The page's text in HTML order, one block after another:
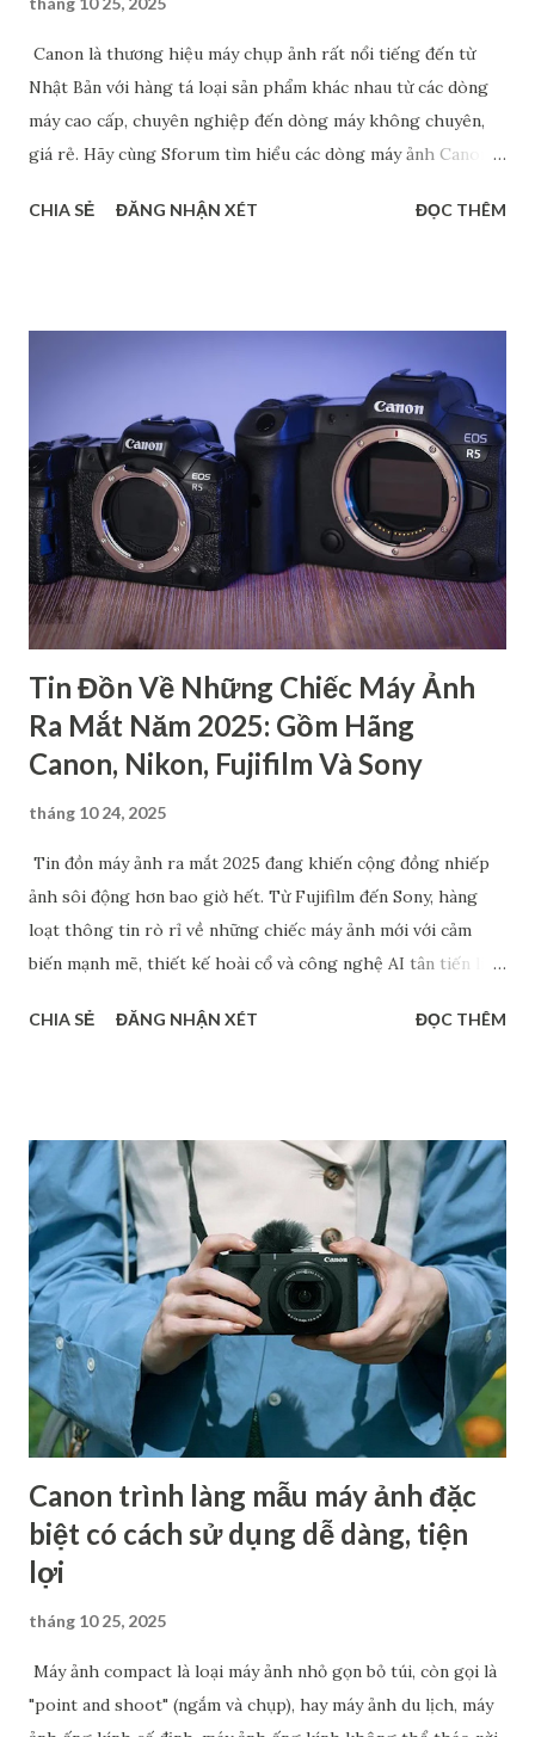
Canon là thương hiệu máy chụp ảnh rất nổi tiếng đến từ
Nhật Bản với hàng tá loại sản phẩm khác nhau từ các dòng
máy cao cấp, chuyên nghiệp đến dòng máy không chuyên,
giá rẻ. Hãy cùng Sforum tìm hiểu các dòng máy ảnh Canon
Crop. Chắc chắn rằng, các thông tin này sẽ giúp bạn tìm ra
đặc điểm riêng để phục vụ cho các đối tượng người dùng
khác nhau. Dòng 1 số - Dòng cao cấp dành cho chuyên
nghiệp Đây là loại cao cấp nhất trong các dòng máy ảnh
Canon, chủ yếu dành cho các nhiếp ảnh gia chuyên nghiệp.
Hầu hết các sản phẩm thuộc dòng này đều có thiết kế chắc
chắn, kháng bụi, kháng nước,… nên có độ bền cao. Bên cạnh
đó, máy còn cho ra chất lượng hình ảnh rất cao với cảm biến
full-frame hoặc APS-C ca...
CHIA SẺ ĐĂNG NHẬN XÉT ĐỌC THÊM
Tin Đồn Về Những Chiếc Máy Ảnh
Ra Mắt Năm 2025: Gồm Hãng
Canon, Nikon, Fujifilm Và Sony
tháng 10 24, 2025
Tin đồn máy ảnh ra mắt 2025 đang khiến cộng đồng nhiếp
ảnh sôi động hơn bao giờ hết. Từ Fujifilm đến Sony, hàng
loạt thông tin rò rỉ về những chiếc máy ảnh mới với cảm
biến mạnh mẽ, thiết kế hoài cổ và công nghệ AI tân tiến liên
dự đoán về Fujifilm Half-frame, Sony A7 V hay dòng RX1 hồi
và lên kế hoạch nâng cấp thiết bị hợp lý. Máy ảnh ra mắt
2025: Canon EOS R7 Mark II Sau một chuỗi ra mắt hàng loạt
các sản phẩm đình đám như từ EOS R1 và EOS R5 Mark II
năm ngoái đến PowerShot V1 và EOS R50 V ra mắt năm nay,
nhiều diễn đàn đồn đoán rằng máy ảnh tiếp theo Canon sẽ
cho ra mắt khả năng cao là Canon EOS R7 Mark II. Đa số các
thông tin cung cấp đều cho rằng R7 Mark II sẽ là một chiếc
máy ảnh có hiệu suất mạnh mẽ, sở hữu cảm biến độ phân...
CHIA SẺ ĐĂNG NHẬN XÉT ĐỌC THÊM
Canon trình làng mẫu máy ảnh đặc
biệt có cách sử dụng dễ dàng, tiện
lợi
tháng 10 25, 2025
Máy ảnh compact là loại máy ảnh nhỏ gọn bỏ túi, còn gọi là
"point and shoot" (ngắm và chụp), hay máy ảnh du lịch, máy